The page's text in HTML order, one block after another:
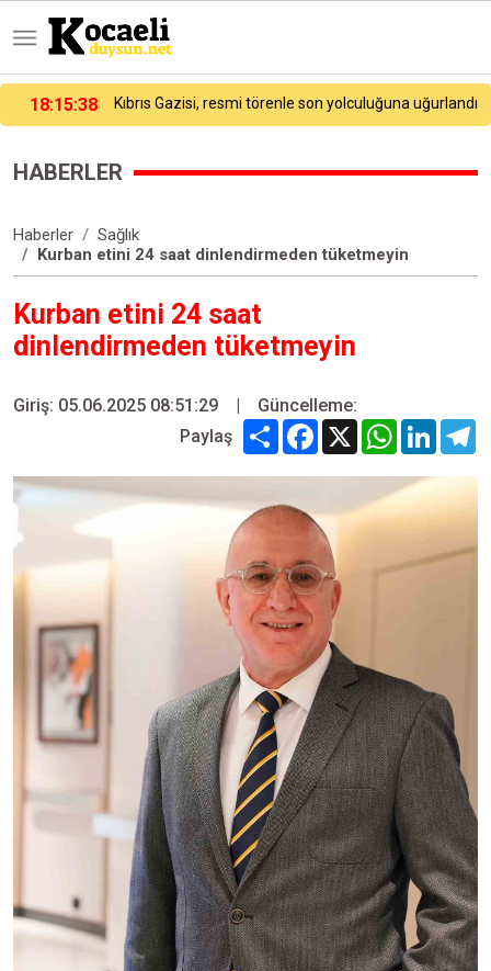
17:29:41 Özel Sporcular Down Judo Milli Takımı namağlup dünya şampiyonu
HABERLER
Haberler
Sağlık
Kurban etini 24 saat dinlendirmeden tüketmeyin
Kurban etini 24 saat
dinlendirmeden tüketmeyin
Giriş: 05.06.2025 08:51:29 |
Güncelleme:
Paylaş
Share Facebook
X WhatsApp